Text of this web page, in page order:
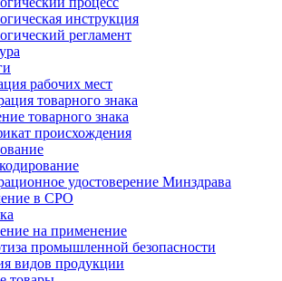
инструкция
регламент
рабочих мест
товарного знака
товарного знака
происхождения
удостоверение Минздрава
в СРО
на применение
промышленной безопасности
видов продукции